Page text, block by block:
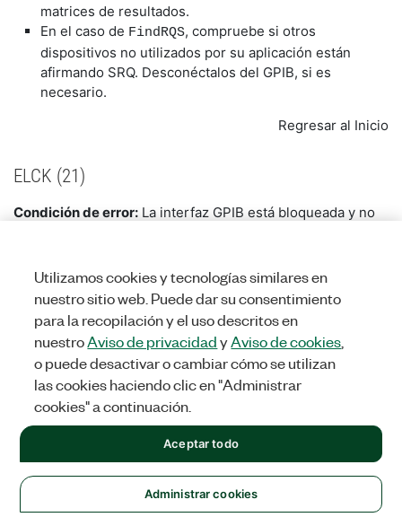
matrices de resultados.
En el caso de FindRQS, compruebe si otros
dispositivos no utilizados por su aplicación están
afirmando SRQ. Desconéctalos del GPIB, si es
necesario.
Regresar al Inicio
ELCK (21)
Condición de error: La interfaz GPIB está bloqueada y no
Posible causa:Este error suele ocurrir cuando hay dos o
más procesos que quieren acceder a la misma interfaz y
un proceso ya ha bloqueado la interfaz. Este error se
devuelve cuando la operación no se puede realizar debido
al bloqueo existente en la interfaz. También se devuelve
cuando un proceso intenta desbloquear una interfaz
cuando no existe tal bloqueo.
Solución:
La forma de evitar el error ELCK es esperar una
cantidad aleatoria de tiempo antes de intentar
¿Le resultó útil esta información?
Sí No
Utilizamos cookies y tecnologías similares en
nuestro sitio web. Puede dar su consentimiento
para la recopilación y el uso descritos en
nuestroAviso de privacidadyAviso de cookies
o puede desactivar o cambiar cómo se utilizan
las cookies haciendo clic en "Administrar
cookies" a continuación.
Administrar cookies
Aceptar todo